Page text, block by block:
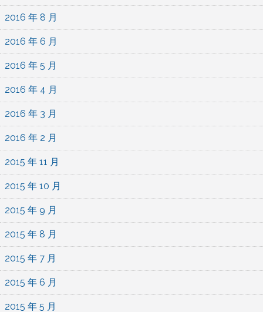
2016 年 8 月
2016 年 6 月
2016 年 5 月
2016 年 4 月
2016 年 3 月
2016 年 2 月
2015 年 11 月
2015 年 10 月
2015 年 9 月
2015 年 8 月
2015 年 7 月
2015 年 6 月
2015 年 5 月